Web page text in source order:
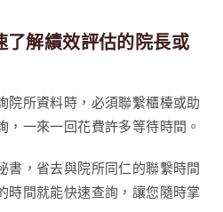
了解績效評估的院長或
院所資料時，必須聯繫櫃檯或助
，一來一回花費許多等待時間。
書，省去與院所同仁的聯繫時間
時間就能快速查詢，讓您隨時掌